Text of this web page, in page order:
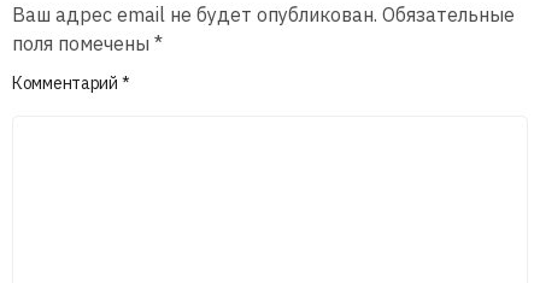
Ваш адрес email не будет опубликован. Обязательные
поля помечены *
Комментарий *